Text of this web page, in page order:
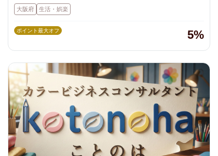
大阪府 生活・娯楽
ポイント最大オフ 5%